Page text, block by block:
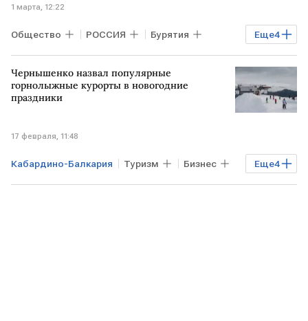
1 марта, 12:22
Еще4
Общество РОССИЯ Бурятия
Забайкалье РФ
Николай Шульгинов Госдума
Чернышенко назвал популярные
горнолыжные курорты в новогодние
праздники
17 февраля, 11:48
Еще4
Кабардино-Балкария Туризм Бизнес
РОССИЯ Краснодарский край РФ